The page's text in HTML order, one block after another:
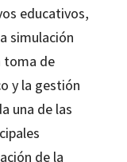
educativos,
simulación
toma de
y la gestión
una de las
de la